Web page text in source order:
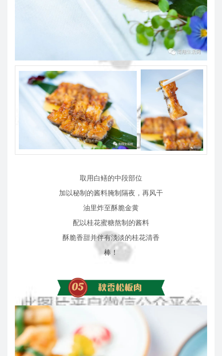
取用白鳝的中段部位
加以秘制的酱料腌制隔夜，再风干
油里炸至酥脆金黄
配以桂花蜜糖熬制的酱料
酥脆香甜并伴有淡淡的桂花清香
棒！